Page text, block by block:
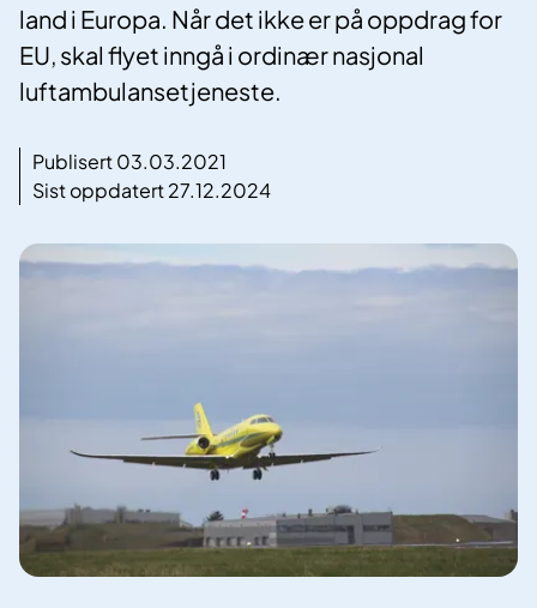
land i Europa. Når det ikke er på oppdrag for
EU, skal flyet inngå i ordinær nasjonal
luftambulansetjeneste.
Publisert 03.03.2021
Sist oppdatert 27.12.2024